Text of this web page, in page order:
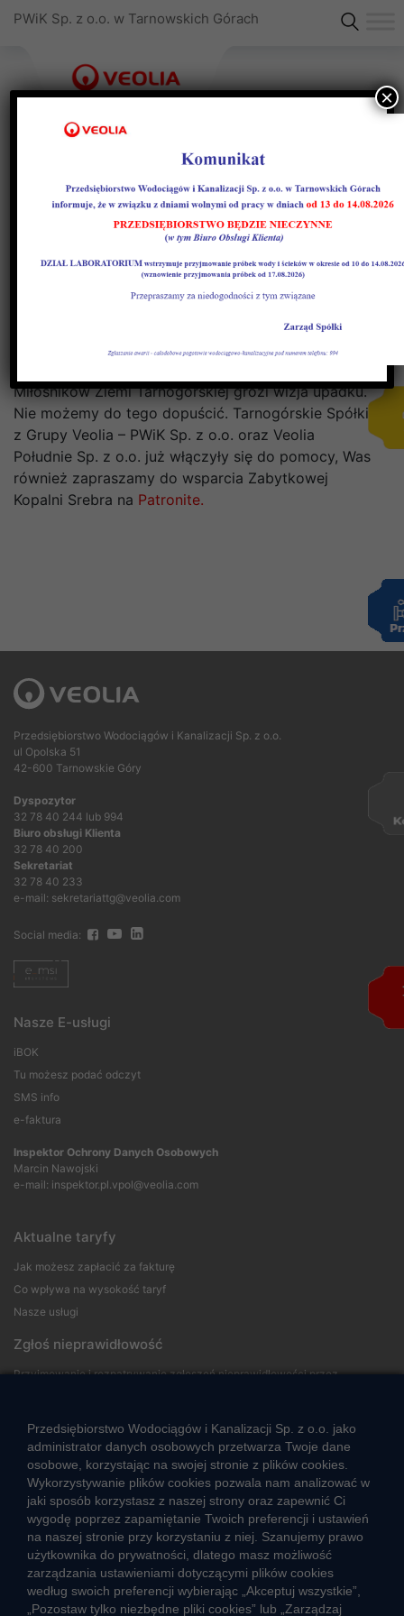
PWiK Sp. z o.o. w Tarnowskich Górach
Wspieramy Zabytkową
Kopalnię Srebra
Nie pozostajemy obojętni na sytuację Zabytkowej
Kopalni Srebra – tarnogórskiego obiektu UNESCO.
Okres pandemii i lockdownu sprawił, że Kopalni
Miłośników Ziemi Tarnogórskiej grozi wizja upadku.
Nie możemy do tego dopuścić. Tarnogórskie Spółki
z Grupy Veolia – PWiK Sp. z o.o. oraz Veolia
Południe Sp. z o.o. już włączyły się do pomocy, Was
również zapraszamy do wsparcia Zabytkowej
Kopalni Srebra na Patronite.
Przedsiębiorstwo Wodociągów i Kanalizacji Sp. z o.o.
ul Opolska 51
42-600 Tarnowskie Góry
Dyspozytor
32 78 40 244 lub 994
Biuro obsługi Klienta
32 78 40 200
Sekretariat
32 78 40 233
e-mail: sekretariattg@veolia.com
Social media:
Nasze E-usługi
iBOK
Tu możesz podać odczyt
SMS info
e-faktura
Inspektor Ochrony Danych Osobowych
Marcin Nawojski
e-mail: inspektor.pl.vpol@veolia.com
Aktualne taryfy
Jak możesz zapłacić za fakturę
Co wpływa na wysokość taryf
Nasze usługi
Zgłoś nieprawidłowość
Przyjmowanie i rozpatrywanie zgłoszeń nieprawidłowości przez
Strefa klienta
Aktualności
Informacja o jakości wody
Informacje o przerwach w dostawie wody
Pogotowie wodociągowe
Jak oszczędzać wodę
Czego nie wrzucać do kanalizacji
Jak unikać strat wody
×
Przedsiębiorstwo Wodociągów i Kanalizacji Sp. z o.o. jako
administrator danych osobowych przetwarza Twoje dane
osobowe, korzystając na swojej stronie z plików cookies.
Wykorzystywanie plików cookies pozwala nam analizować w
jaki sposób korzystasz z naszej strony oraz zapewnić Ci
wygodę poprzez zapamiętanie Twoich preferencji i ustawień
na naszej stronie przy korzystaniu z niej. Szanujemy prawo
użytkownika do prywatności, dlatego masz możliwość
zarządzania ustawieniami dotyczącymi plików cookies
według swoich preferencji wybierając „Akceptuj wszystkie”,
„Pozostaw tylko niezbędne pliki cookies” lub „Zarządzaj